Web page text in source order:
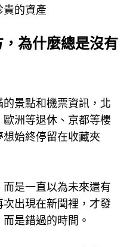
貴的資產
為什麼總是沒有
景點和機票資訊，北
洲等退休、京都等櫻
始終停留在收藏夾
是一直以為未來還有
出現在新聞裡，才發
是錯過的時間。